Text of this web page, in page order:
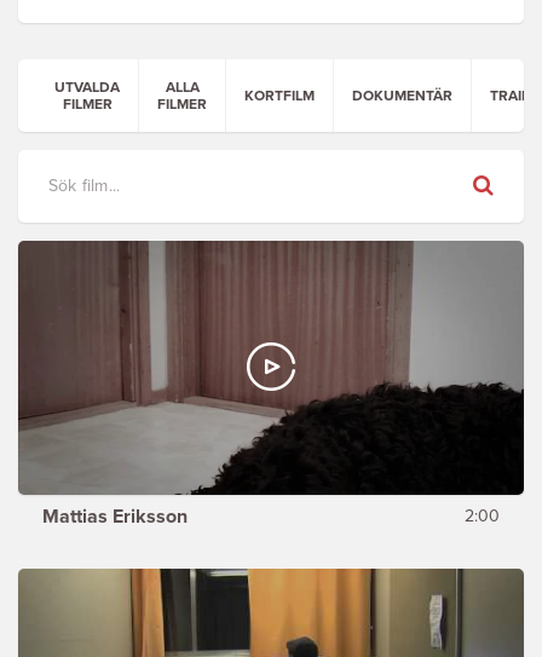
UTVALDA
FILMER
ALLA
FILMER
KORTFILM DOKUMENTÄR
Sök
Mattias Eriksson 2:00